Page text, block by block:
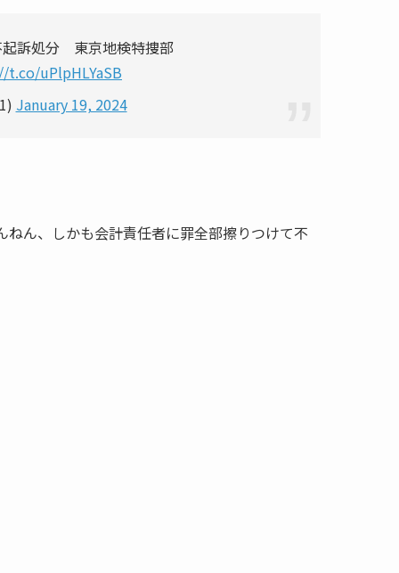
起訴処分 東京地検特捜部
uPlpHLYaSB
January 19, 2024
ん、しかも会計責任者に罪全部擦りつけて不